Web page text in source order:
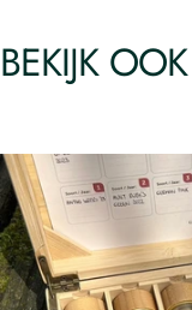
BEKIJK OOK